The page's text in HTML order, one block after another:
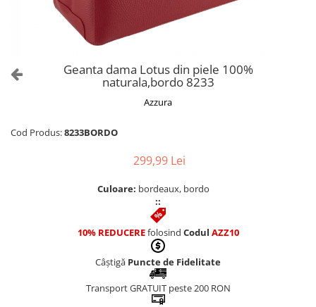
Genți Albe
Genți Bleumarin
Geanta dama Lotus din piele 100%
naturala,bordo 8233
Azzura
Cod Produs:8233BORDO
299,99 Lei
Culoare: bordeaux, bordo
::
10% REDUCEREfolosind Codul AZZ10
Câștigă Puncte de Fidelitate
Transport GRATUIT peste 200 RON